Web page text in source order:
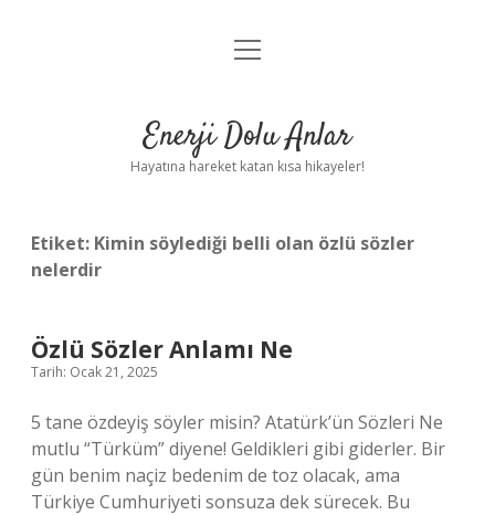
Anasayfa
Yasal Uyarı
menüyü
Enerji Dolu Anlar
Hayatına hareket katan kısa hikayeler!
Etiket: Kimin söylediği belli olan özlü sözler
nelerdir
Özlü Sözler Anlamı Ne
Tarih: Ocak 21, 2025
5 tane özdeyiş söyler misin? Atatürk’ün Sözleri Ne
mutlu “Türküm” diyene! Geldikleri gibi giderler. Bir
gün benim naçiz bedenim de toz olacak, ama
Türkiye Cumhuriyeti sonsuza dek sürecek. Bu